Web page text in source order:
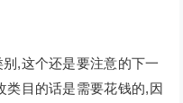
,这个还是要注意的下一
类目的话是需要花钱的,因